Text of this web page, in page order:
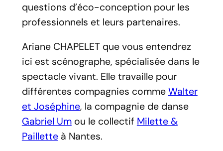
questions d’éco-conception pour les
professionnels et leurs partenaires.
Ariane CHAPELET que vous entendrez
ici est scénographe, spécialisée dans le
spectacle vivant. Elle travaille pour
différentes compagnies comme Walter
et Joséphine, la compagnie de danse
Gabriel Umou le collectif Milette &
Pailletteà Nantes.